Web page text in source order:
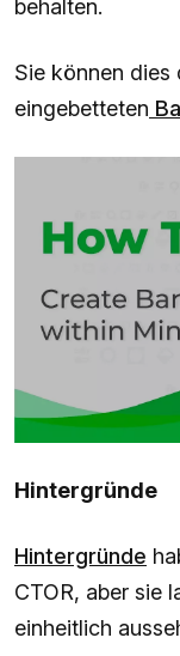
behalten.
Sie können dies
eingebetteten
Hintergründe
Hintergründe
CTOR, aber sie
einheitlich